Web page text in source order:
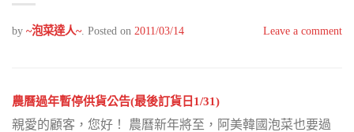
by ~泡菜達人~. Posted on 2011/03/14 Leave a comment
農曆過年暫停供貨公告(最後訂貨日1/31)
親愛的顧客，您好！ 農曆新年將至，阿美韓國泡菜也要過